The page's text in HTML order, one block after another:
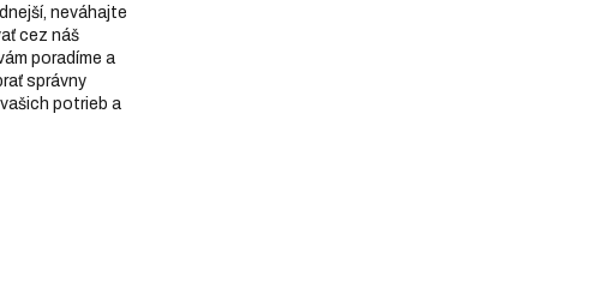
neváhajte
cez náš
poradíme a
správny
potrieb a